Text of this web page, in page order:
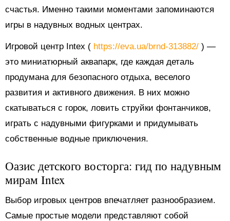
счастья. Именно такими моментами запоминаются
игры в надувных водных центрах.
Игровой центр Intex ( https://eva.ua/brnd-313882/ ) —
это миниатюрный аквапарк, где каждая деталь
продумана для безопасного отдыха, веселого
развития и активного движения. В них можно
скатываться с горок, ловить струйки фонтанчиков,
играть с надувными фигурками и придумывать
собственные водные приключения.
Оазис детского восторга: гид по надувным
мирам Intex
Выбор игровых центров впечатляет разнообразием.
Самые простые модели представляют собой